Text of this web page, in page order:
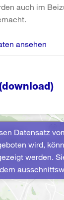
auch im
ansehen
Datensatz
wird,
werden.